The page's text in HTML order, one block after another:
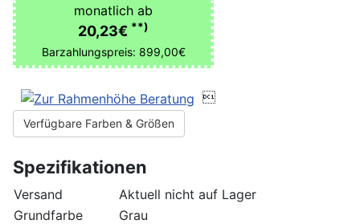
monatlich ab
20,23€ **)
Barzahlungspreis: 899,00€

Verfügbare Farben & Größen
Spezifikationen
Versand
Aktuell nicht auf Lager
Grundfarbe
Grau